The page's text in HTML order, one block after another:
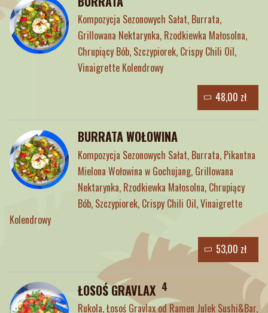
Kompozycja Sezonowych Sałat, Burrata,
Grillowana Nektarynka, Rzodkiewka Małosolna,
Chrupiący Bób, Szczypiorek, Crispy Chili Oil,
Vinaigrette Kolendrowy
BURRATA WOŁOWINA
Kompozycja Sezonowych Sałat, Burrata, Pikantna
Mielona Wołowina w Gochujang, Grillowana
Nektarynka, Rzodkiewka Małosolna, Chrupiący
Bób, Szczypiorek, Crispy Chili Oil, Vinaigrette
Kolendrowy
ŁOSOŚ GRAVLAX 4
Rukola, Łosoś Gravlax od Ramen Julek Sushi&Bar,